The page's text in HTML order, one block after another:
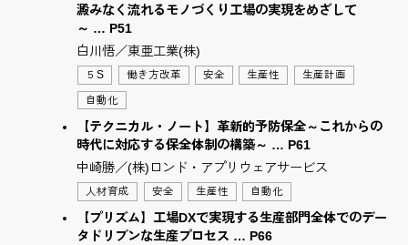
澱みなく流れるモノづくり工場の実現をめざして
～ … P51
白川悟／東亜工業(株)
５S 働き方改革 安全 生産性 生産計画
自動化
【テクニカル・ノート】革新的予防保全～これからの
時代に対応する保全体制の構築～ … P61
中崎勝／(株)ロンド・アプリウェアサービス
人材育成 安全 生産性 自動化
【プリズム】工場DXで実現する生産部門全体でのデー
タドリブンな生産プロセス … P66